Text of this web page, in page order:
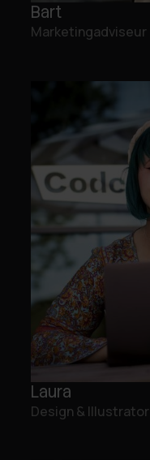
Bart
Marketingadviseur
Laura
Design & Illustrator